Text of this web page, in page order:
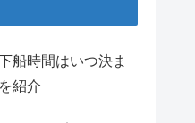
船時間はいつ決ま
紹介